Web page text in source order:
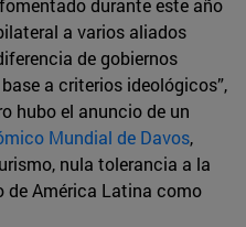
durante este año
a varios aliados
de gobiernos
a criterios ideológicos”,
hubo el anuncio de un
Mundial de Davos,
nula tolerancia a la
América Latina como